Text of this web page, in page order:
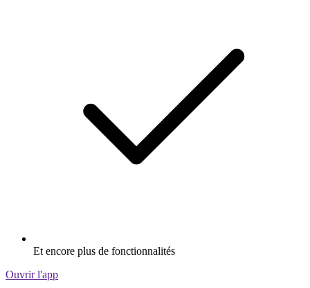
Et encore plus de fonctionnalités
Ouvrir l'app